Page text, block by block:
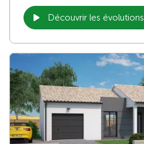
Découvrir les évolutions